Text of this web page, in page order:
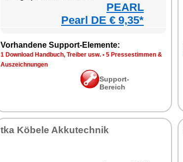
PEARL
Pearl DE € 9,35*
Vorhandene Support-Elemente:
1 Download Handbuch, Treiber usw. • 5 Pressestimmen &
Auszeichnungen
Support-
Bereich
tka Köbele Akkutechnik